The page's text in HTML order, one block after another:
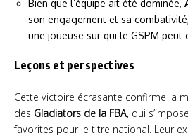
Bien que l’équipe ait été dominée,
son engagement et sa
une joueuse sur qui le GSPM peut
Leçons et perspectives
Cette victoire écrasante confirme la
des Gladiators de la FBA, qui
favorites pour le titre national. Leur